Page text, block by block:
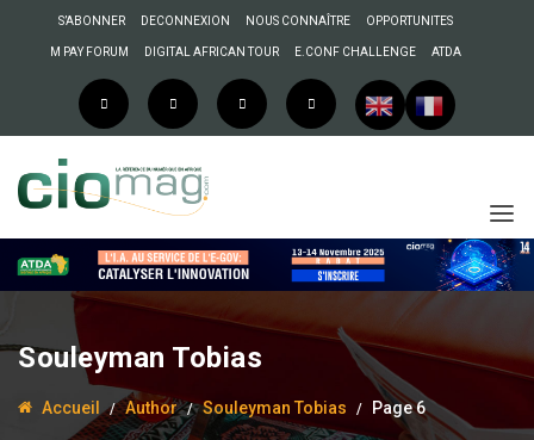
S’ABONNER DECONNEXION NOUS CONNAÎTRE OPPORTUNITES
M PAY FORUM DIGITAL AFRICAN TOUR E.CONF CHALLENGE ATDA
Souleyman Tobias
Accueil Author Souleyman Tobias Page 6